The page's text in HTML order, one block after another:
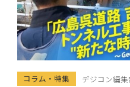
コラム・特集 デジコン編集